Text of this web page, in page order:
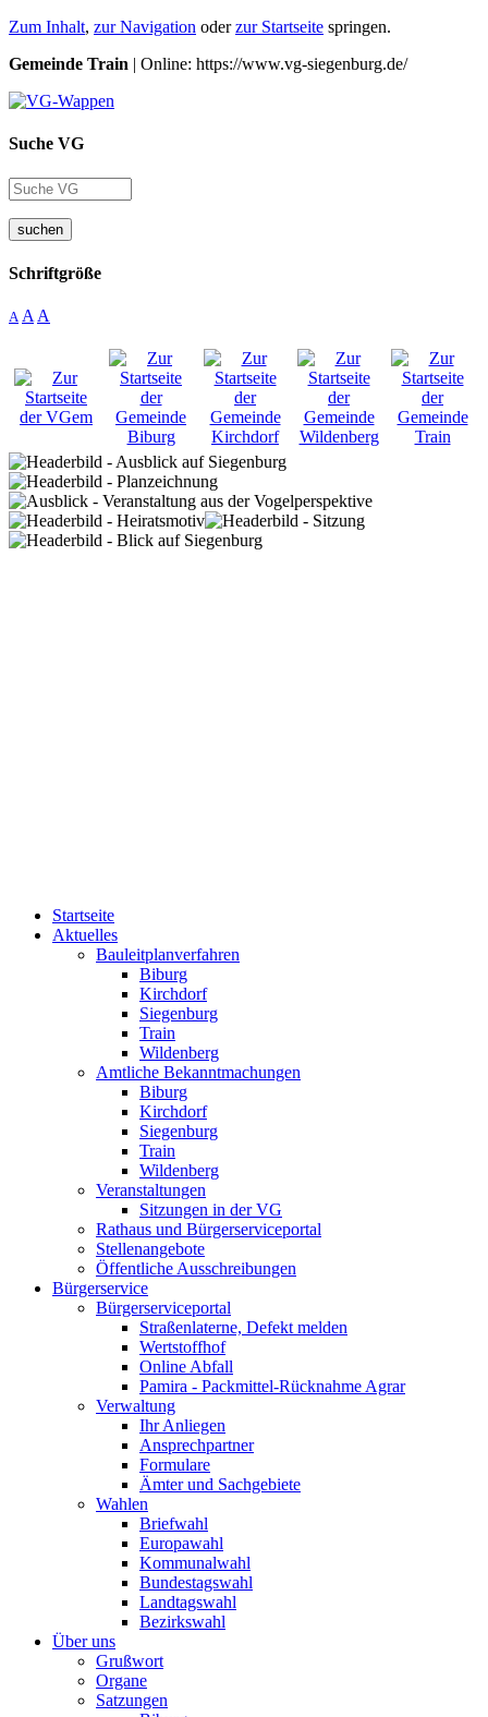
Zum Inhalt, zur Navigation oderzur Startseite springen.
Gemeinde Train | Online: https://www.vg-siegenburg.de/
Suche VG
suchen
Schriftgröße
A A A
Startseite
Aktuelles
Bauleitplanverfahren
Biburg
Kirchdorf
Siegenburg
Train
Wildenberg
Amtliche Bekanntmachungen
Biburg
Kirchdorf
Siegenburg
Train
Wildenberg
Veranstaltungen
Sitzungen in der VG
Rathaus und Bürgerserviceportal
Stellenangebote
Öffentliche Ausschreibungen
Bürgerservice
Bürgerserviceportal
Straßenlaterne, Defekt melden
Wertstoffhof
Online Abfall
Pamira - Packmittel-Rücknahme Agrar
Verwaltung
Ihr Anliegen
Ansprechpartner
Formulare
Ämter und Sachgebiete
Wahlen
Briefwahl
Europawahl
Kommunalwahl
Bundestagswahl
Landtagswahl
Bezirkswahl
Über uns
Grußwort
Organe
Satzungen